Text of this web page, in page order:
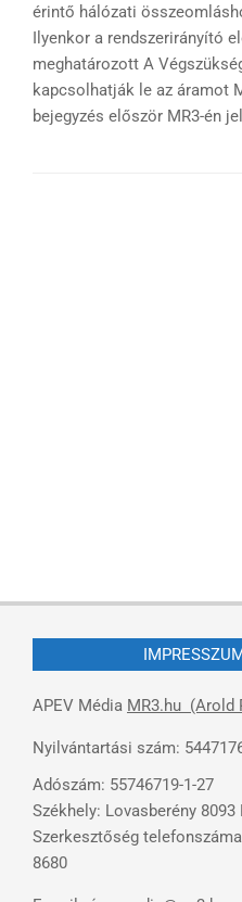
érintő hálózati
Ilyenkor a rendszerirányító
meghatározott A
kapcsolhatják le az áramot
bejegyzés először MR3-én
APEV Média MR3.hu (Arold
Nyilvántartási szám:
Adószám: 55746719-1-27
Székhely: Lovasberény 8093
Szerkesztőség
8680